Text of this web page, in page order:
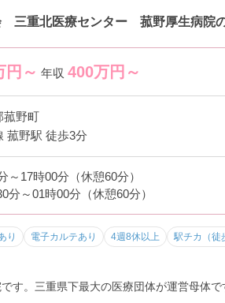
三重北医療センター 菰野厚生病院
円～ 年収 400万円～
菰野町
菰野駅 徒歩3分
～17時00分（休憩60分）
分～01時00分（休憩60分）
り 電子カルテあり 4週8休以上 駅チカ（徒
す。三重県下最大の医療団体が運営母体